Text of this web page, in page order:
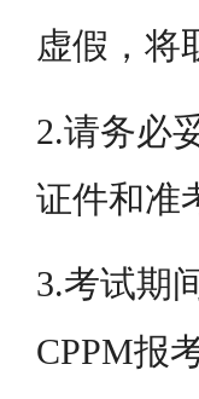
虚假，将
2.请务必
证件和准
3.考试期
CPPM报